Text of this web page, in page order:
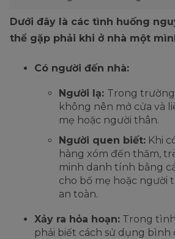
Dưới đây là các tình huống
thể gặp phải khi ở nhà một
Có người đến nhà:
Người lạ: Trong
không nên mở cửa và
mẹ hoặc người thân.
Người quen biết: Khi
hàng xóm đến thăm,
minh danh tính bằng
cho bố mẹ hoặc người
an toàn.
Xảy ra hỏa hoạn: Trong
phải biết cách sử dụng bình